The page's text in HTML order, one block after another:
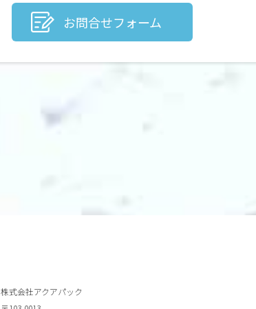
お問合せフォーム
株式会社アクアパック